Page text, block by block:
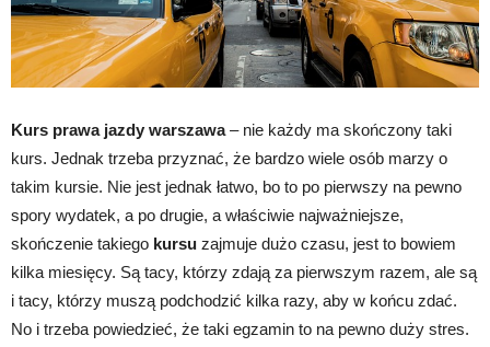
Kurs prawa jazdy warszawa– nie każdy ma skończony taki
kurs. Jednak trzeba przyznać, że bardzo wiele osób marzy o
takim kursie. Nie jest jednak łatwo, bo to po pierwszy na pewno
spory wydatek, a po drugie, a właściwie najważniejsze,
skończenie takiego kursu zajmuje dużo czasu, jest to bowiem
kilka miesięcy. Są tacy, którzy zdają za pierwszym razem, ale są
i tacy, którzy muszą podchodzić kilka razy, aby w końcu zdać.
No i trzeba powiedzieć, że taki egzamin to na pewno duży stres.